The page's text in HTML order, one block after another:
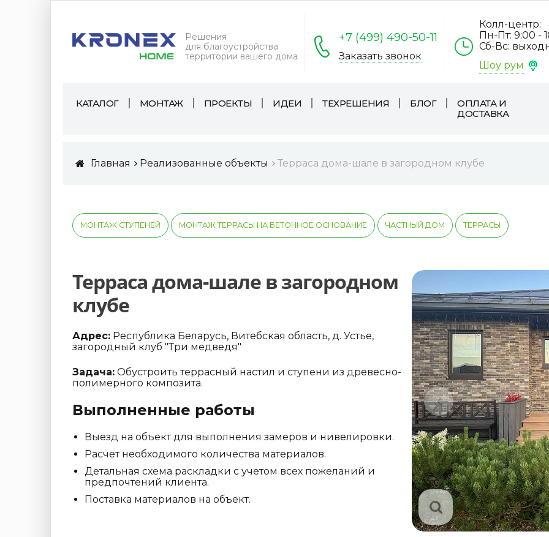
Решения
для благоустройства
территории вашего дома
+7 (499) 490-50-11
Заказать звонок
Колл-центр:
Пн-Пт: 9:00 -
Сб-Вс:
Шоу рум
КАТАЛОГ МОНТАЖ ПРОЕКТЫ ИДЕИ ТЕХРЕШЕНИЯ БЛОГ
ОПЛАТА И
ДОСТАВКА
Главная Реализованные объекты Терраса дома-шале в загородном клубе
МОНТАЖ СТУПЕНЕЙ МОНТАЖ ТЕРРАСЫ НА БЕТОННОЕ ОСНОВАНИЕ ЧАСТНЫЙ ДОМ ТЕРРАСЫ
Терраса дома-шале в загородном
клубе
Адрес: Республика Беларусь, Витебская область, д. Устье,
загородный клуб "Три медведя"
Задача: Обустроить террасный настил и ступени из древесно-
полимерного композита.
Выполненные работы
Выезд на объект для выполнения замеров и нивелировки.
Расчет необходимого количества материалов.
Детальная схема раскладки с учетом всех пожеланий и
предпочтений клиента.
Поставка материалов на объект.